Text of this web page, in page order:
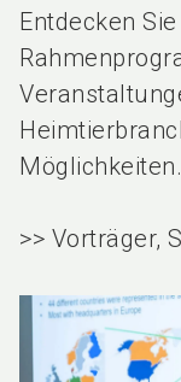
Entdecken
Möglichkeiten.
>> Vorträger,